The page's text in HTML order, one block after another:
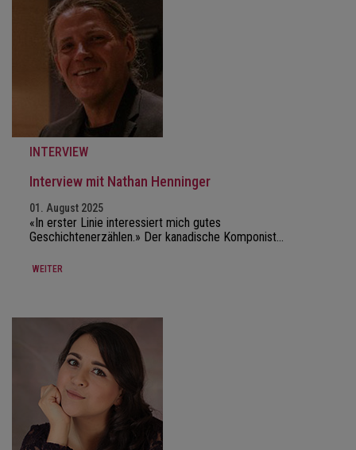
INTERVIEW
Interview mit Nathan Henninger
01. August 2025
«In erster Linie interessiert mich gutes
Geschichtenerzählen.» Der kanadische Komponist…
WEITER